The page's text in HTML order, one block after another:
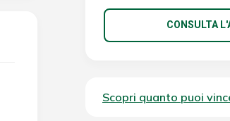
CONSULTA
Scopri quanto puoi